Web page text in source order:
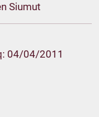
Siumut
04/04/2011